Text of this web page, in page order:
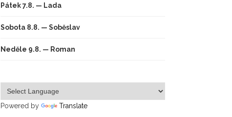
Pátek 7.8. — Lada
Sobota 8.8. — Soběslav
Neděle 9.8. — Roman
Powered by Translate